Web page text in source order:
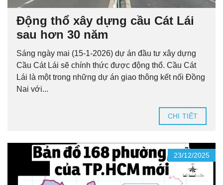
Động thổ xây dựng cầu Cát Lái
sau hơn 30 năm
Sáng ngày mai (15-1-2026) dự án đầu tư xây dựng
Cầu Cát Lái sẽ chính thức được động thổ. Cầu Cát
Lái là một trong những dự án giao thông kết nối Đồng
Nai với...
CHI TIẾT
23/12/2025